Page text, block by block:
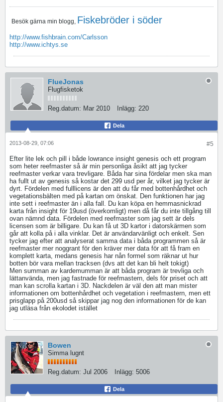
Besök gärna min blogg, Fiskebröder i söder
http://www.fishbrain.com/Carlsson
http://www.ichtys.se
FlueJonas
Flugfisketok
Reg.datum: Mar 2010 Inlägg: 220
Dela
#5
2013-08-29, 07:06
Efter lite lek och pill i både lowrance insight genesis och ett program
som heter reefmaster så är min personliga åsikt att jag tycker
reefmaster verkar vara trevligare. Båda har sina fördelar men ska man
ha fullt ut av genesis så kostar det 299 usd per år, vilket jag tycker är
dyrt. Fördelen med fulllicens är den att du får med bottenhårdhet och
vegetationsbälten med på kartan om önskat. Den funktionen har jag
inte sett i reefmaster än i alla fall. Du kan köpa en hemmasnickrad
karta från insight för 19usd (överkomligt) men då får du inte tillgång till
ovan nämnd data. Fördelen med reefmaster som jag sett är dels
licensen som är billigare. Du kan få ut 3D kartor i datorskärmen som
går att kolla på i alla vinklar. Det är användarvänligt och enkelt. Sen
tycker jag efter att analyserat samma data i båda programmen så är
reefmaster mer noggrant för den kräver mer data för att få fram en
komplett karta, medans genesis har nån formel som räknar ut hur
botten bör vara mellan tracksen (dvs att det kan bli helt tokigt)
Men summan av kardemumman är att båda program är trevliga och
lättanvända, men jag fastnade för reefmastern, dels för priset och att
man kan scrolla kartan i 3D. Nackdelen är väl den att man mister
informationen om bottenhårdhet och vegetation i reefmastern, men ett
prisglapp på 200usd så skippar jag nog den informationen för de kan
jag utläsa från ekolodet istället
Bowen
Simma lugnt
Reg.datum: Jul 2006 Inlägg: 5006
Dela